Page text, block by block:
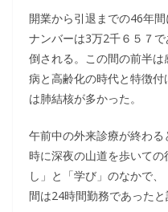
開業から引退までの46年
ナンバーは3万2千６５７
倒される。この間の前半
病と高齢化の時代と特徴
は肺結核が多かった。
午前中の外来診療が終わる
時に深夜の山道を歩いて
し」と「学び」のなかで
間は24時間勤務であったと